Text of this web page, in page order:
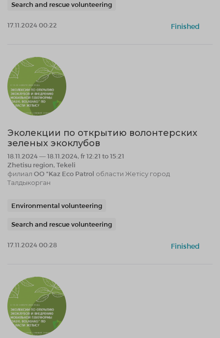
Search and rescue volunteering
17.11.2024 00:22 Finished
Эколекции по открытию волонтерских
зеленых экоклубов
18.11.2024 — 18.11.2024, fr 12:21 to 15:21
Zhetisu region, Tekeli
филиал OO "Kaz Eco Patrol области Жетісу город
Талдыкорган
Environmental volunteering
Search and rescue volunteering
17.11.2024 00:28 Finished